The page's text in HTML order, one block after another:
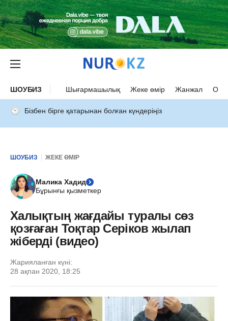
ШОУБИЗ Шығармашылық Жеке өмір Жанжал
Бізбен бірге қатарынан болған күндеріңіз
ШОУБИЗ ЖЕКЕ ӨМІР
Малика Хадид
Бұрынғы қызметкер
Халықтың жағдайы туралы сөз
қозғаған Тоқтар Серіков жылап
жіберді (видео)
Жарияланған күні:
28 ақпан 2020, 18:25